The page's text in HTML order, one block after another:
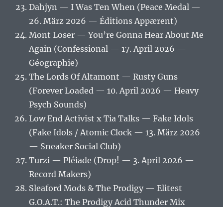
Dahjyn — I Was Ten When (Peace Medal —
26. März 2026 — Éditions Appærent)
Mont Loser — You’re Gonna Hear About Me
Again (Confessional — 17. April 2026 —
Géographie)
The Lords Of Altamont — Rusty Guns
(Forever Loaded — 10. April 2026 — Heavy
Psych Sounds)
Low End Activist x Tia Talks — Fake Idols
(Fake Idols / Atomic Clock — 13. März 2026
— Sneaker Social Club)
Turzi — Pléiade (Drop! — 3. April 2026 —
Record Makers)
Sleaford Mods & The Prodigy — Elitest
G.O.A.T.: The Prodigy Acid Thunder Mix